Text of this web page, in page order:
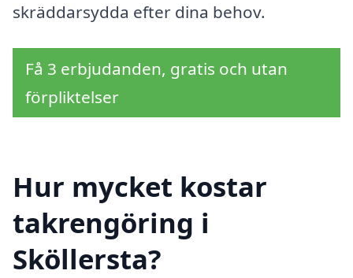
skräddarsydda efter dina behov.
Få 3 erbjudanden, gratis och utan
förpliktelser
Hur mycket kostar
takrengöring i
Sköllersta?